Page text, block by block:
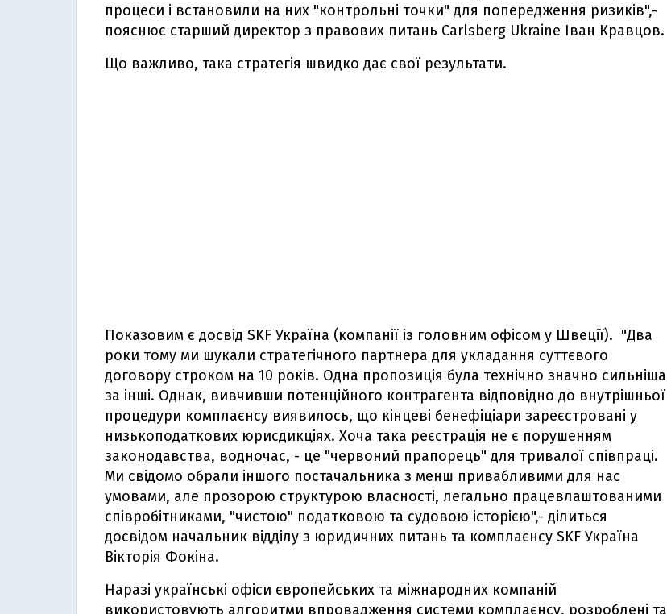
процеси і встановили на них "контрольні точки" для попередження ризиків",-
пояснює старший директор з правових питань Carlsberg Ukraine Іван Кравцов.
Що важливо, така стратегія швидко дає свої результати.
Показовим є досвід SKF Україна (компанії із головним офісом у Швеції). "Два
роки тому ми шукали стратегічного партнера для укладання суттєвого
договору строком на 10 років. Одна пропозиція була технічно значно сильніша
за інші. Однак, вивчивши потенційного контрагента відповідно до внутрішньої
процедури комплаєнсу виявилось, що кінцеві бенефіціари зареєстровані у
низькоподаткових юрисдикціях. Хоча така реєстрація не є порушенням
законодавства, водночас, - це "червоний прапорець" для тривалої співпраці.
Ми свідомо обрали іншого постачальника з менш привабливими для нас
умовами, але прозорою структурою власності, легально працевлаштованими
співробітниками, "чистою" податковою та судовою історією",- ділиться
досвідом начальник відділу з юридичних питань та комплаєнсу SKF Україна
Вікторія Фокіна.
Наразі українські офіси європейських та міжнародних компаній
використовують алгоритми впровадження системи комплаєнсу, розроблені та